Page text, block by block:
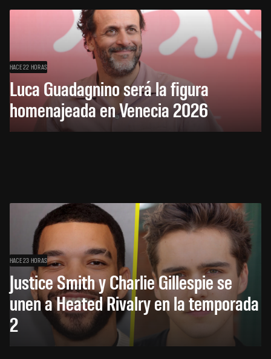
HACE 22 HORAS
Luca Guadagnino será la figura
homenajeada en Venecia 2026
HACE 23 HORAS
Justice Smith y Charlie Gillespie se
unen a Heated Rivalry en la temporada
2